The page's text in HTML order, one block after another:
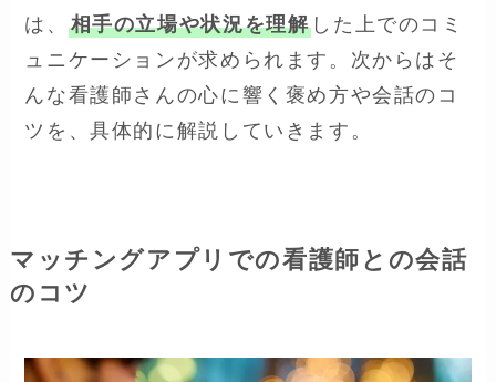
は、 相手の立場や状況を理解 した上でのコミ
ュニケーションが求められます。次からはそ
んな看護師さんの心に響く褒め方や会話のコ
ツを、具体的に解説していきます。
マッチングアプリでの看護師との会話
のコツ